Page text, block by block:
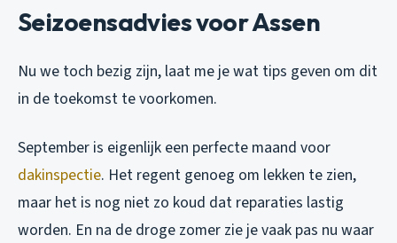
Seizoensadvies voor Assen
Nu we toch bezig zijn, laat me je wat tips geven om dit
in de toekomst te voorkomen.
September is eigenlijk een perfecte maand voor
dakinspectie. Het regent genoeg om lekken te zien,
maar het is nog niet zo koud dat reparaties lastig
worden. En na de droge zomer zie je vaak pas nu waar